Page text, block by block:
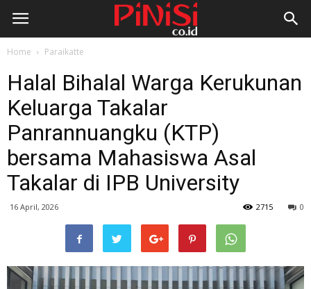
Home Paraikatte
Halal Bihalal Warga Kerukunan
Keluarga Takalar
Panrannuangku (KTP)
bersama Mahasiswa Asal
Takalar di IPB University
16 April, 2026 0
2715